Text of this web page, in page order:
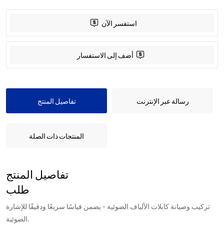
استفسر الآن
أضف إلى الاستفسار
تفاصيل المنتج رسالة عبر الإنترنت
المنتجات ذات الصلة
تفاصيل المنتج
طلب
تركيب وصيانة كابلات الألياف الضوئية - يضمن قياسًا سريعًا ودقيقًا للإشارة
الضوئية.